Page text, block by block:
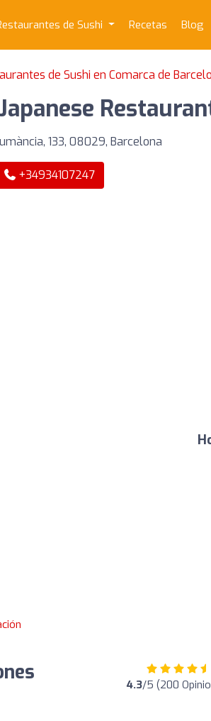
de Sushi Recetas Blog
de Sushi en Comarca de
133, 08029, Barcelona
+34934107247
4.3/5 (200